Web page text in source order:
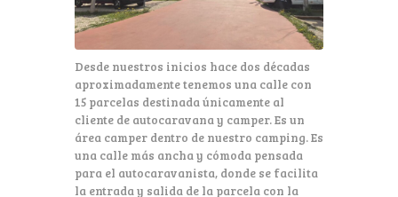
Desde nuestros inicios hace dos décadas
aproximadamente tenemos una calle con
15 parcelas destinada únicamente al
cliente de autocaravana y camper. Es un
área camper dentro de nuestro camping. Es
una calle más ancha y cómoda pensada
para el autocaravanista, donde se facilita
la entrada y salida de la parcela con la